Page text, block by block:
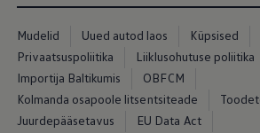
Mootoriõli ja
Avarii- ja rikkeabi
Volkswageni teenindus
Lisatarvikud
Transpordi- ja
Meelelahutus ja
Mudelid Uued autod laos Küpsised
Privaatsuspoliitika
Liiklusohutuse poliitika
Importija Baltikumis
OBFCM
Kolmanda osapoole litsentsiteade
Juurdepääsetavus
EU Data Act